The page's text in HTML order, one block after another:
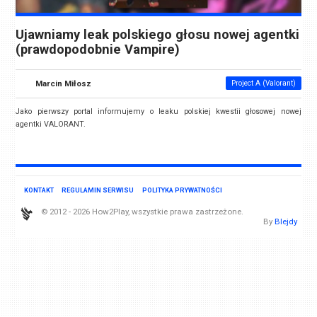
Ujawniamy leak polskiego głosu nowej agentki
(prawdopodobnie Vampire)
Marcin Miłosz Project A (Valorant)
Jako pierwszy portal informujemy o leaku polskiej kwestii głosowej nowej
agentki VALORANT.
KONTAKT REGULAMIN SERWISU POLITYKA PRYWATNOŚCI
© 2012 - 2026 How2Play, wszystkie prawa zastrzeżone.
By Blejdy